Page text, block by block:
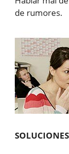
de rumores.
SOLUCIONES